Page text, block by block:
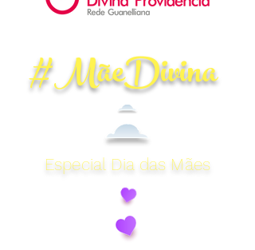
#MãeDivina
Especial Dia das Mães